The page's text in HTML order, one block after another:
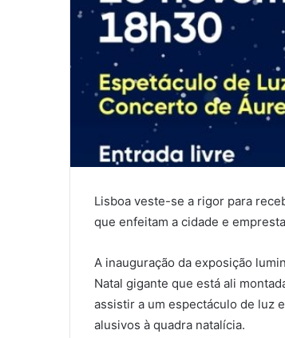
Lisboa veste-se a rigor para
que enfeitam a cidade e
A inauguração da exposição
Natal gigante que está ali
assistir a um espectáculo de luz
alusivos à quadra natalícia.